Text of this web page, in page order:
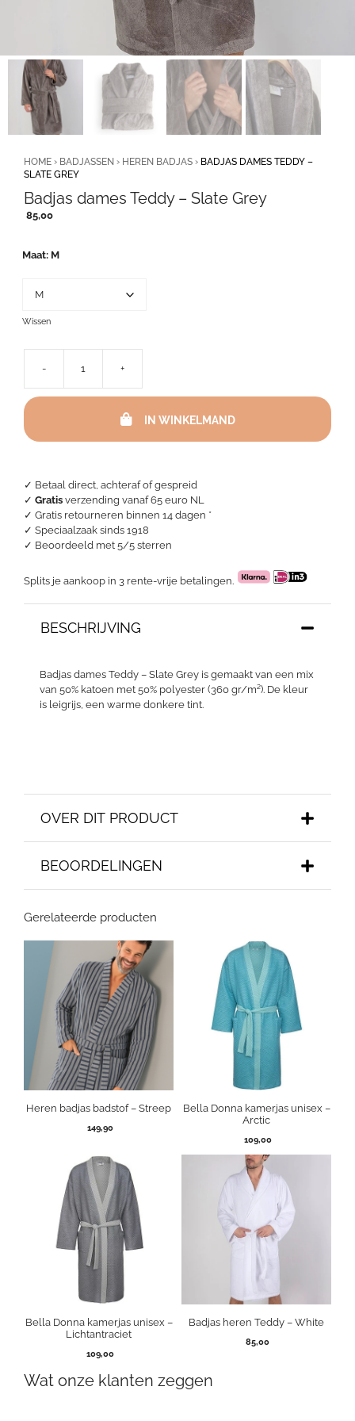
✓ Betaal direct, achteraf of gespreid
✓ Gratis verzending vanaf 65 euro NL
✓ Gratis retourneren binnen 14 dagen *
✓ Speciaalzaak sinds 1918
✓ Beoordeeld met 5/5 sterren
Splits je aankoop in 3 rente-vrije betalingen.
HOME › BADJASSEN › HEREN BADJAS › BADJAS DAMES TEDDY –
SLATE GREY
Badjas dames Teddy – Slate Grey
85,00
BESCHRIJVING
Badjas dames Teddy – Slate Grey is gemaakt van een mix
van 50% katoen met 50% polyester (360 gr/m²). De kleur
is leigrijs, een warme donkere tint.
OVER DIT PRODUCT
BEOORDELINGEN
Maat M
Wissen
-
dames
+
IN WINKELMAND
Gerelateerde producten
Heren badjas badstof – Streep
149,90
Bella Donna kamerjas unisex –
Arctic
109,00
Bella Donna kamerjas unisex –
Lichtantraciet
109,00
Badjas heren Teddy – White
85,00
Wat onze klanten zeggen